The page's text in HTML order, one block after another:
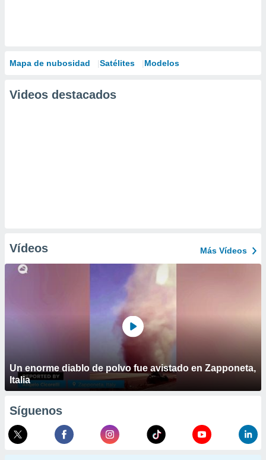
Mapa de nubosidad Satélites Modelos
Videos destacados
Vídeos Más Vídeos
Un enorme diablo de polvo fue avistado en Zapponeta,
Italia
Síguenos